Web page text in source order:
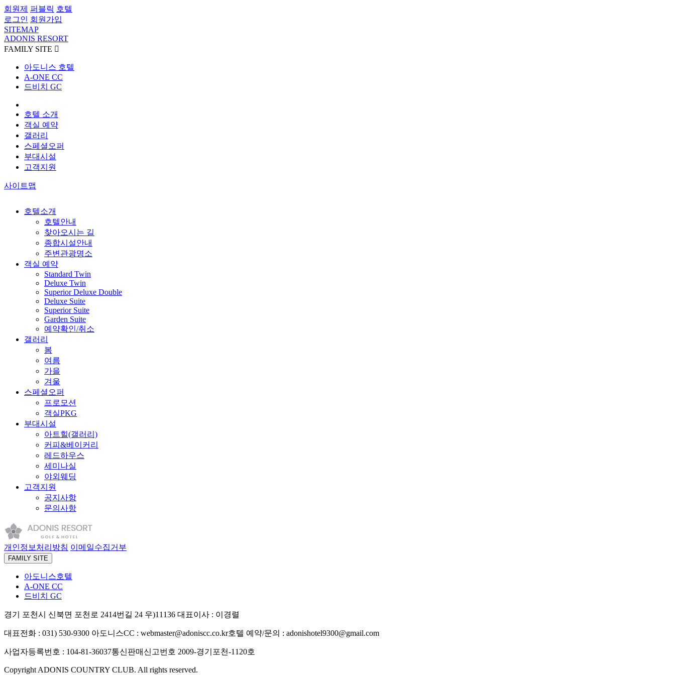
회원제 퍼블릭 호텔
로그인 회원가입
SITEMAP
ADONIS RESORT
FAMILY SITE 
아도니스 호텔
A-ONE CC
드비치 GC
호텔 소개
객실 예약
갤러리
스페셜오퍼
부대시설
고객지원
사이트맵
호텔소개
호텔안내
찾아오시는 길
종합시설안내
주변관광명소
객실 예약
Standard Twin
Deluxe Twin
Superior Deluxe Double
Deluxe Suite
Superior Suite
Garden Suite
예약확인/취소
갤러리
봄
여름
가을
겨울
스페셜오퍼
프로모션
객실PKG
부대시설
아트힐(갤러리)
커피&베이커리
레드하우스
세미나실
야외웨딩
고객지원
공지사항
문의사항
개인정보처리방침 이메일수집거부
FAMILY SITE
아도니스호텔
A-ONE CC
드비치 GC
경기 포천시 신북면 포천로 2414번길 24 우)11136 대표이사 : 이경렬
대표전화 : 031) 530-9300 아도니스CC : webmaster@adoniscc.co.kr호텔 예약/문의 : adonishotel9300@gmail.com
사업자등록번호 : 104-81-36037통신판매신고번호 2009-경기포천-1120호
Copyright ADONIS COUNTRY CLUB. All rights reserved.